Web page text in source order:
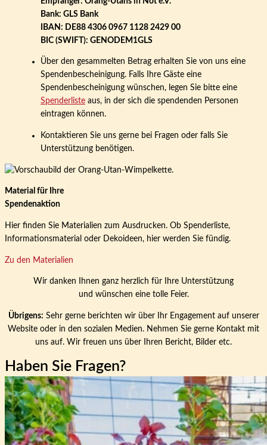
Bank: GLS Bank
IBAN: DE88 4306 0967 1128 2429 00
BIC (SWIFT): GENODEM1GLS
Über den gesammelten Betrag erhalten Sie von uns eine
Spendenbescheinigung. Falls Ihre Gäste eine
Spendenbescheinigung wünschen, legen Sie bitte eine
Spenderliste aus, in der sich die spendenden Personen
eintragen können.
Kontaktieren Sie uns gerne bei Fragen oder falls Sie
Unterstützung benötigen.
Material für Ihre
Spendenaktion
Hier finden Sie Materialien zum Ausdrucken. Ob Spenderliste,
Informationsmaterial oder Dekoideen, hier werden Sie fündig.
Zu den Materialien
Wir danken Ihnen ganz herzlich für Ihre Unterstützung
und wünschen eine tolle Feier.
Übrigens: Sehr gerne berichten wir über Ihr Engagement auf unserer
Website oder in den sozialen Medien. Nehmen Sie gerne Kontakt mit
uns auf. Wir freuen uns über Ihren Bericht, Bilder etc.
Haben Sie Fragen?